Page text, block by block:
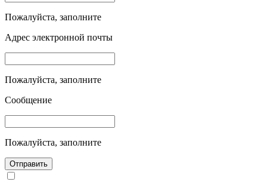
Пожалуйста, заполните
Адрес электронной почты
Пожалуйста, заполните
Сообщение
Пожалуйста, заполните
Отправить